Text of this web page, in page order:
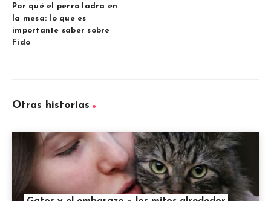
Por qué el perro ladra en
la mesa: lo que es
importante saber sobre
Fido
Otras historias